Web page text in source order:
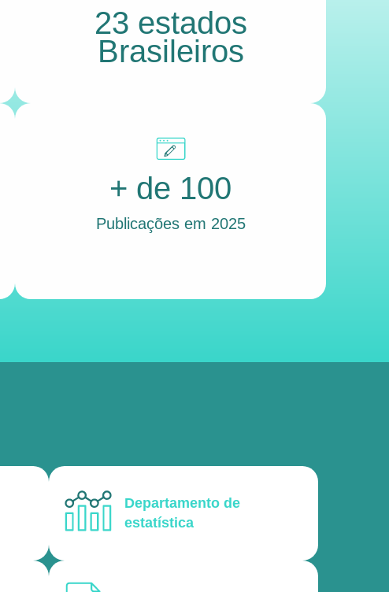
23 estados
Brasileiros
+ de 100
Publicações em 2025
Departamento de
estatística